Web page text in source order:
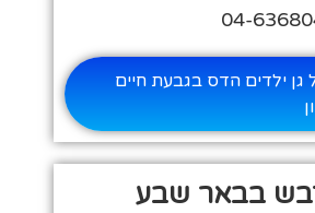
ילדים הדס בגבעת חיים
בבאר שבע